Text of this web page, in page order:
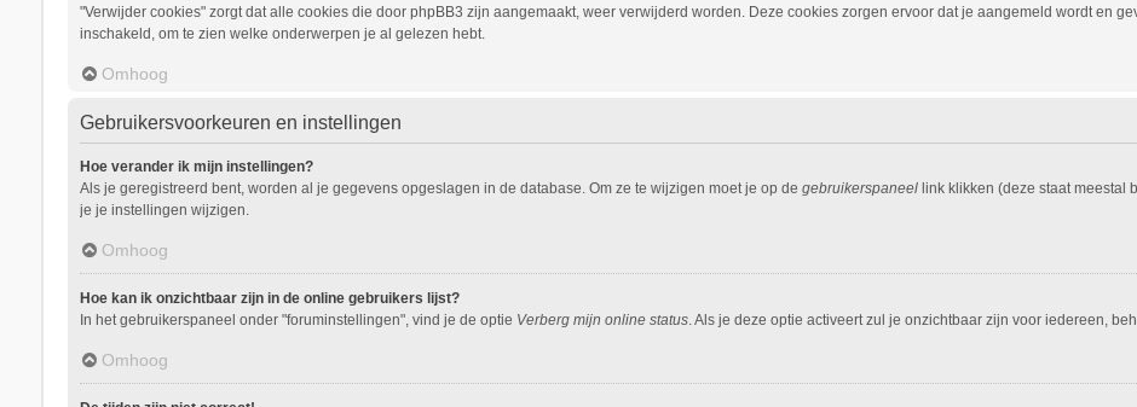
"Verwijder cookies" zorgt dat alle cookies die door phpBB3 zijn aangemaakt, weer verwijderd worden. Deze cookies zorgen ervoor dat je aangemeld wordt en
inschakeld, om te zien welke onderwerpen je al gelezen hebt.
Omhoog
Gebruikersvoorkeuren en instellingen
Hoe verander ik mijn instellingen?
Als je geregistreerd bent, worden al je gegevens opgeslagen in de database. Om ze te wijzigen moet je op de gebruikerspaneellink klikken (deze staat meestal
je je instellingen wijzigen.
Omhoog
Hoe kan ik onzichtbaar zijn in de online gebruikers lijst?
In het gebruikerspaneel onder "foruminstellingen", vind je de optie Verberg mijn online status. Als je deze optie activeert zul je onzichtbaar zijn voor iedereen,
Omhoog